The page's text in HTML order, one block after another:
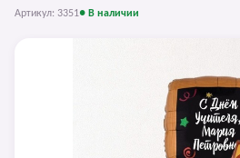
Артикул: 3351● В наличии